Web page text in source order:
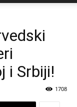
i Srbiji!
1708